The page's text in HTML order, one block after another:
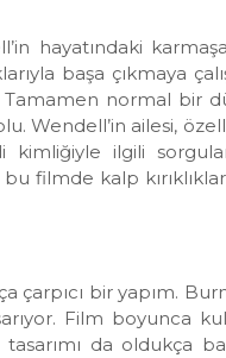
hayatındaki
başa çıkmaya
Tamamen normal bir
Wendell’in ailesi,
kimliğiyle ilgili
filmde kalp
çarpıcı bir yapım.
Film boyunca
da oldukça